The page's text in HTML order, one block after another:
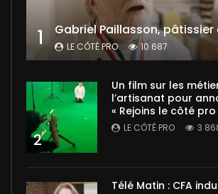
1 Gabriel Paillasson,
LE CÔTÉ PRO 10 687
2
Un film sur les
l’artisanat pour
« Rejoins le côté pro
LE CÔTÉ PRO 3
Télé Matin : CFA